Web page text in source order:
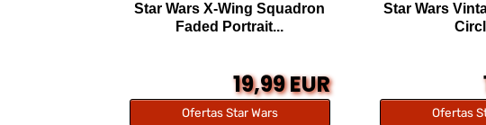
Star Wars X-Wing Squadron
Faded Portrait...
19,99 EUR
Ofertas Star Wars
Star Wars
Ofertas